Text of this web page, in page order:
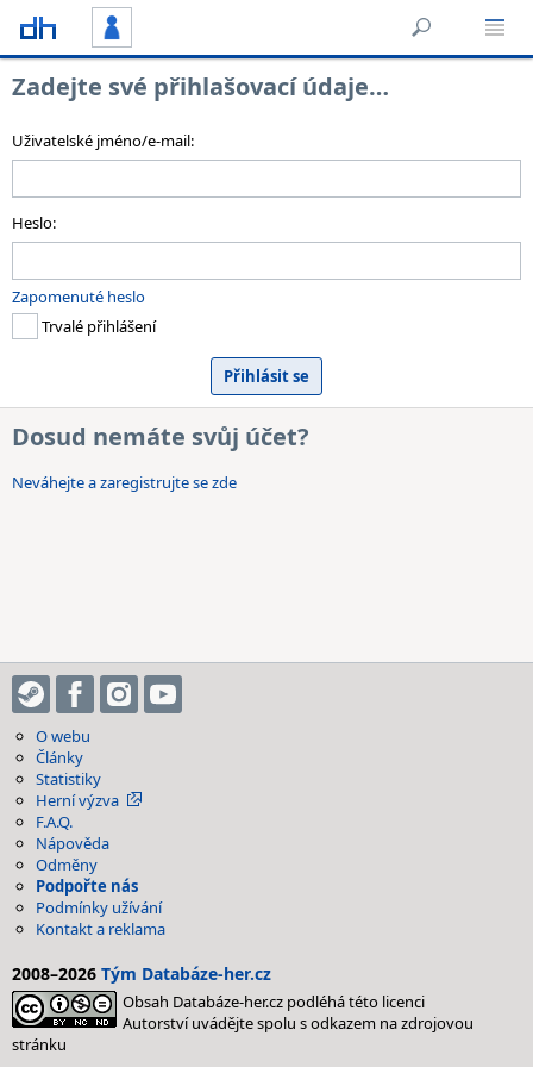
Zadejte své přihlašovací údaje…
Uživatelské jméno/e-mail:
Heslo:
Zapomenuté heslo
Trvalé přihlášení
Dosud nemáte svůj účet?
Neváhejte a zaregistrujte se zde
O webu
Články
Statistiky
Herní výzva
F.A.Q.
Nápověda
Odměny
Podpořte nás
Podmínky užívání
Kontakt a reklama
2008–2026 Tým Databáze-her.cz
Obsah Databáze-her.cz podléhá této licenci
Autorství uvádějte spolu s odkazem na zdrojovou
stránku